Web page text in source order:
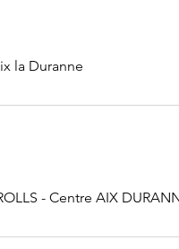
la Duranne
- Centre AIX